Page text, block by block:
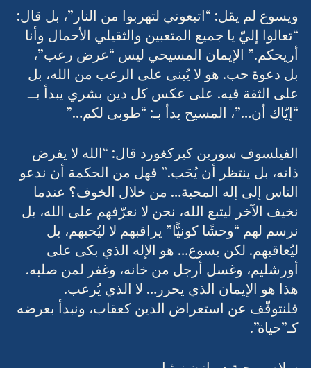
ويسوع لم يقل: “اتبعوني لتهربوا من النار”، بل قال:
“تعالوا إليّ يا جميع المتعبين والثقيلي الأحمال وأنا
أريحكم.” الإيمان المسيحي ليس “عرض رعب”،
بل دعوة حب. هو لا يُبنى على الرعب من الله، بل
على الثقة فيه. على عكس كل دين بشري يبدأ بــ
“إيّاك أن…”، المسيح بدأ بـ: “طوبى لكم…”
الفيلسوف سورين كيركغورد قال: “الله لا يفرض
ذاته، بل ينتظر أن يُحَب.” فهل من الحكمة أن ندعو
الناس إلى إله المحبة… من خلال الخوف؟ عندما
نخيف الآخر ليتبع الله، نحن لا نعرّفهم على الله، بل
نرسم لهم “وحشًا كونيًّا” يراقبهم لا ليُحبهم، بل
ليُعاقبهم. لكن يسوع… هو الإله الذي بكى على
أورشليم، وغسل أرجل من خانه، وغفر لمن صلبه.
هذا هو الإيمان الذي يحرر… لا الذي يُرعب.
فلنتوقّف عن استعراض الدين كعقاب، ونبدأ بعرضه